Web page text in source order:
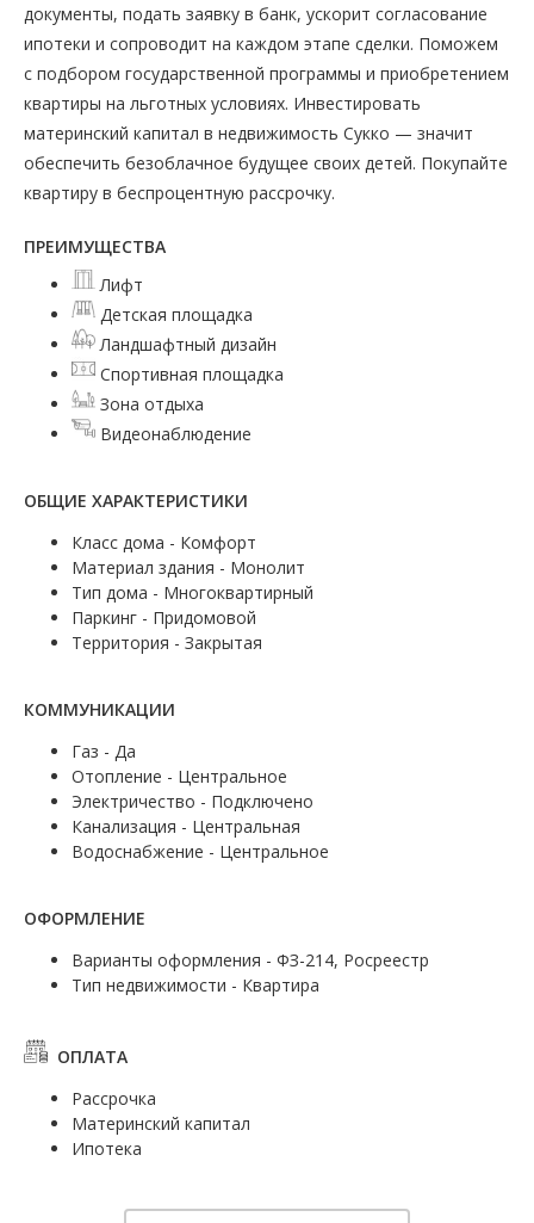
документы, подать заявку в банк, ускорит согласование
ипотеки и сопроводит на каждом этапе сделки. Поможем
с подбором государственной программы и приобретением
квартиры на льготных условиях. Инвестировать
материнский капитал в недвижимость Сукко — значит
обеспечить безоблачное будущее своих детей. Покупайте
квартиру в беспроцентную рассрочку.
ПРЕИМУЩЕСТВА
Лифт
Детская площадка
Ландшафтный дизайн
Спортивная площадка
Зона отдыха
Видеонаблюдение
ОБЩИЕ ХАРАКТЕРИСТИКИ
Класс дома - Комфорт
Материал здания - Монолит
Тип дома - Многоквартирный
Паркинг - Придомовой
Территория - Закрытая
КОММУНИКАЦИИ
Газ - Да
Отопление - Центральное
Электричество - Подключено
Канализация - Центральная
Водоснабжение - Центральное
ОФОРМЛЕНИЕ
Варианты оформления - ФЗ-214, Росреестр
Тип недвижимости - Квартира
ОПЛАТА
Рассрочка
Материнский капитал
Ипотека